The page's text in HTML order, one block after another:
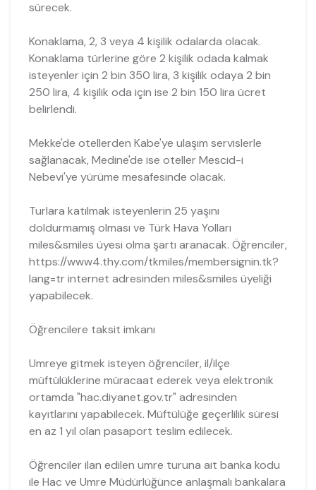
sürecek.
Konaklama, 2, 3 veya 4 kişilik odalarda olacak.
Konaklama türlerine göre 2 kişilik odada kalmak
isteyenler için 2 bin 350 lira, 3 kişilik odaya 2 bin
250 lira, 4 kişilik oda için ise 2 bin 150 lira ücret
belirlendi.
Mekke'de otellerden Kabe'ye ulaşım servislerle
sağlanacak, Medine'de ise oteller Mescid-i
Nebevi'ye yürüme mesafesinde olacak.
Turlara katılmak isteyenlerin 25 yaşını
doldurmamış olması ve Türk Hava Yolları
miles&smiles üyesi olma şartı aranacak. Öğrenciler,
https://www4.thy.com/tkmiles/membersignin.tk?
lang=tr internet adresinden miles&smiles üyeliği
yapabilecek.
Öğrencilere taksit imkanı
Umreye gitmek isteyen öğrenciler, il/ilçe
müftülüklerine müracaat ederek veya elektronik
ortamda "hac.diyanet.gov.tr" adresinden
kayıtlarını yapabilecek. Müftülüğe geçerlilik süresi
en az 1 yıl olan pasaport teslim edilecek.
Öğrenciler ilan edilen umre turuna ait banka kodu
ile Hac ve Umre Müdürlüğünce anlaşmalı bankalara